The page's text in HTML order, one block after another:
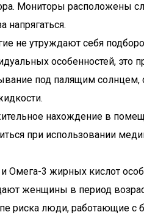
Мониторы расположены
напрягаться.
не утруждают себя
особенностей,
под палящим солнцем,
нахождение в
при использовании
3 жирных кислот
женщины в период
риска люди, работающие с